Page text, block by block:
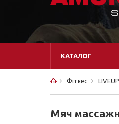
КАТАЛОГ
Фітнес LIVEUP
Мяч